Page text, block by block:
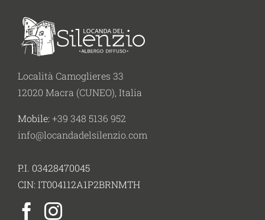
Località Camoglieres 33
12020 Macra (CUNEO), Italia
Mobile: +39 348 5136 952
info@locandadelsilenzio.com
P.I. 03428470045
CIN: IT004112A1P2BRNMTH